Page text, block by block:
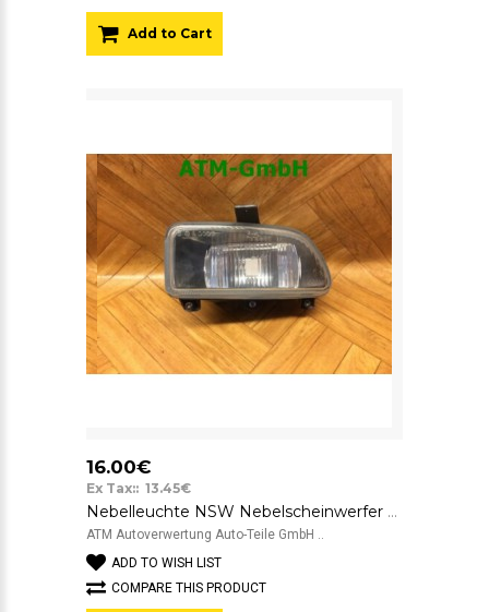
Add to Cart
16.00€
Ex Tax:: 13.45€
Nebelleuchte NSW Nebelscheinwerfer Ford Mondeo 1 links Fahrerseite Valeo
ATM Autoverwertung Auto-Teile GmbH ..
ADD TO WISH LIST
COMPARE THIS PRODUCT